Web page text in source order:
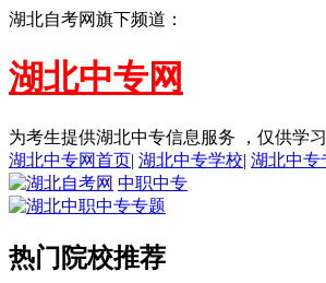
湖北自考网旗下频道：
湖北中专网
为考生提供湖北中专信息服务 ，仅供学
湖北中专网首页| 湖北中专学校| 湖北中专
中职中专
热门院校推荐